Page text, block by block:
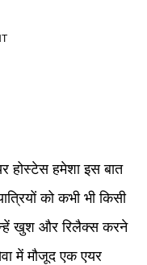
होस्टेस हमेशा इस बात
को कभी भी किसी
खुश और रिलैक्स करने
में मौजूद एक एयर